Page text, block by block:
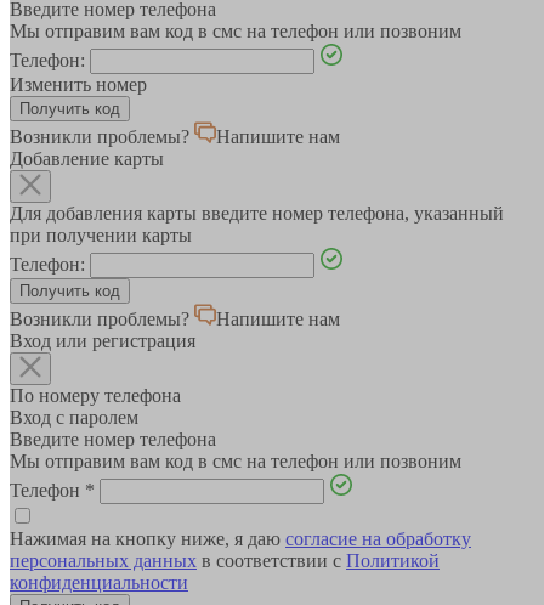
Введите номер телефона
Мы отправим вам код в смс на телефон или позвоним
Телефон:
Изменить номер
Возникли проблемы?
Напишите нам
Добавление карты
Для добавления карты введите номер телефона, указанный
при получении карты
Телефон:
Возникли проблемы?
Напишите нам
Вход или регистрация
По номеру телефона
Вход с паролем
Введите номер телефона
Мы отправим вам код в смс на телефон или позвоним
Телефон *
Нажимая на кнопку ниже, я даю согласие на обработку
персональных данных в соответствии с Политикой
конфиденциальности